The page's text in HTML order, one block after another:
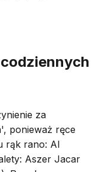
za
ponieważ ręce
rąk rano: Al
Aszer Jacar